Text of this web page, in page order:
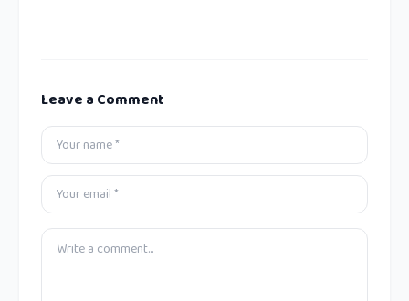
Leave a Comment